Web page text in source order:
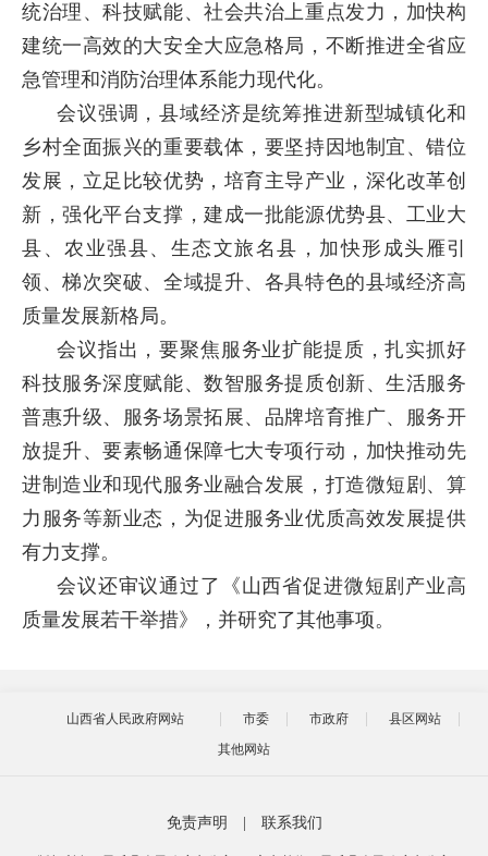
统治理、科技赋能、社会共治上重点发力，加快构
建统一高效的大安全大应急格局，不断推进全省应
急管理和消防治理体系能力现代化。
会议强调，县域经济是统筹推进新型城镇化和
乡村全面振兴的重要载体，要坚持因地制宜、错位
发展，立足比较优势，培育主导产业，深化改革创
新，强化平台支撑，建成一批能源优势县、工业大
县、农业强县、生态文旅名县，加快形成头雁引
领、梯次突破、全域提升、各具特色的县域经济高
质量发展新格局。
会议指出，要聚焦服务业扩能提质，扎实抓好
科技服务深度赋能、数智服务提质创新、生活服务
普惠升级、服务场景拓展、品牌培育推广、服务开
放提升、要素畅通保障七大专项行动，加快推动先
进制造业和现代服务业融合发展，打造微短剧、算
力服务等新业态，为促进服务业优质高效发展提供
有力支撑。
会议还审议通过了《山西省促进微短剧产业高
质量发展若干举措》，并研究了其他事项。
山西省人民政府网站 市委 市政府
县区网站
其他网站
免责声明 联系我们